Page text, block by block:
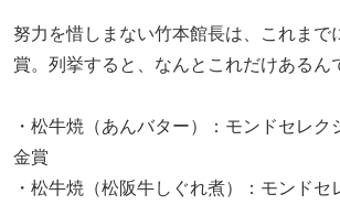
努力を惜しまない竹本館長は、これまで
賞。列挙すると、なんとこれだけあるん
・松牛焼（あんバター）：モンドセレ
金賞
・松牛焼（松阪牛しぐれ煮）：モンドセ